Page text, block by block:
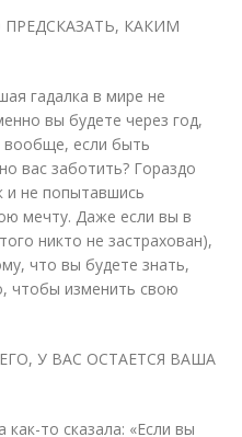
КАКИМ
гадалка в мире не
вы будете через год,
вообще, если быть
вас заботить? Гораздо
и не попытавшись
мечту. Даже если вы в
никто не застрахован),
что вы будете знать,
чтобы изменить свою
У ВАС ОСТАЕТСЯ ВАША
то сказала: «Если вы